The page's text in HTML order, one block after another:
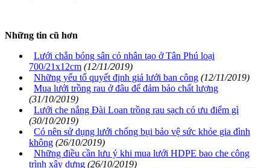
Những tin cũ hơn
Lưới chắn bóng sân cỏ nhân tạo ở Tân Phú loại
700/21x12cm (12/11/2019)
Những yếu tố quyết định giá lưới ban công (12/11/2019)
Mua lưới trồng rau ở đâu để đảm bảo chất lượng
(31/10/2019)
Lưới che nắng Đài Loan trồng rau sạch có ưu điểm gì
(30/10/2019)
Có nên sử dụng lưới chống bụi bảo vệ sức khỏe gia đình
không (26/10/2019)
Những điều cần lưu ý khi mua lưới HDPE bao che công
trình xây dựng (26/10/2019)